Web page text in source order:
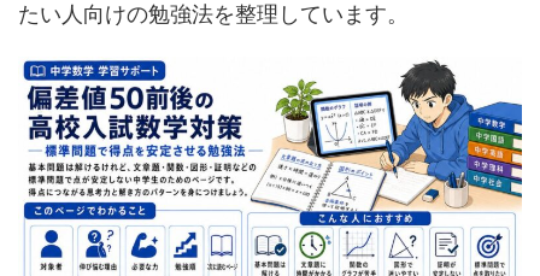
たい人向けの勉強法を整理しています。